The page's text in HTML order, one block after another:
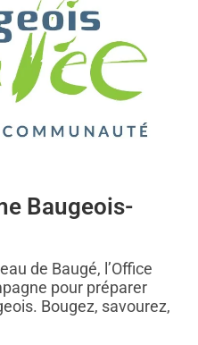
Baugeois-
de Baugé, l’Office
pour préparer
Bougez, savourez,